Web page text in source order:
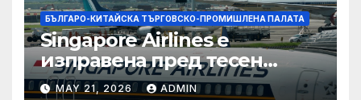
БЪЛГАРО-КИТАЙСКА ТЪРГОВСКО-ПРОМИШЛЕНА ПАЛАТА
Singapore Airlines е
изправена пред тесен
прозорец за спечелване на
MAY 21, 2026 ADMIN